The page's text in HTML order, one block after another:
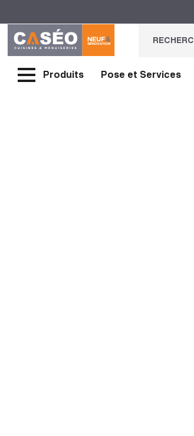
Produits Pose et Services